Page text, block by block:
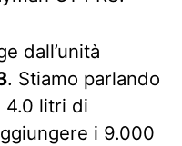
dall’unità
. Stiamo parlando
4.0 litri di
i 9.000